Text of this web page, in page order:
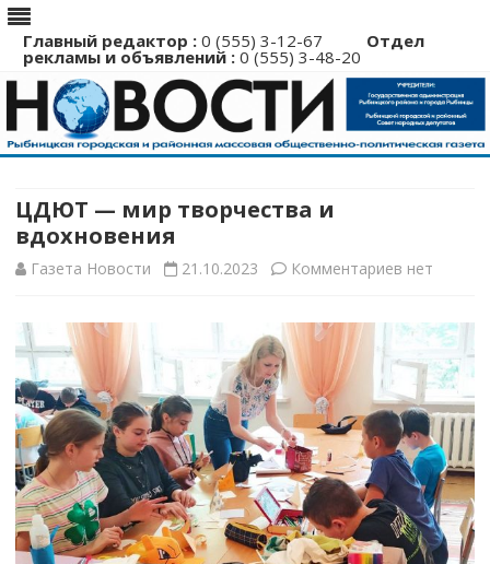
Главный редактор : 0 (555) 3-12-67 Отдел
рекламы и объявлений : 0 (555) 3-48-20
Перейти
ЦДЮТ — мир творчества и
вдохновения
Газета Новости 21.10.2023 Комментариев к
ЦДЮТ
—
мир
творчества
нет